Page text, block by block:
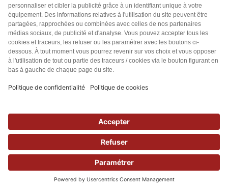
Les tarifs de livraison moyens sont :
6,00 € (pour la France métropolitaine, la
Belgique, le Luxembourg, les Pays-Bas et
l’Allemagne) ;
13,00 € (pour le reste du monde).
abonnement.
8.4 Réception
Le Client qui réceptionne sa Commande s’assure de la
conformité et de l’état de l’emballage du ou des
Produit(s) commandé(s), ainsi que la concordance
entre le(s) Produit(s) commandé(s) et le(s)
Produit(s) livré(s).